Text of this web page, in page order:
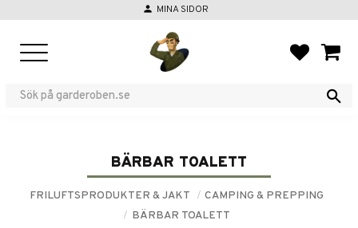
person MINA SIDOR
BÄRBAR TOALETT
FRILUFTSPRODUKTER & JAKT
CAMPING & PREPPING
BÄRBAR TOALETT